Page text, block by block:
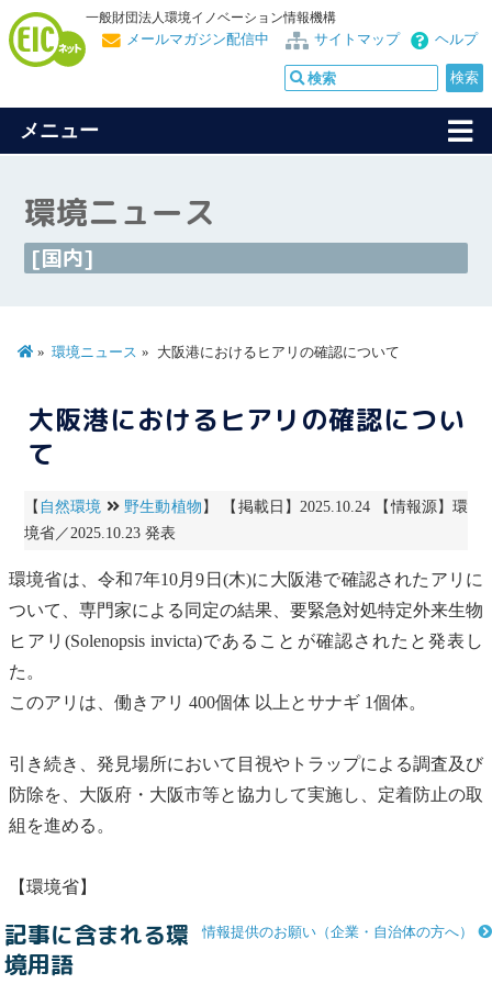
一般財団法人環境イノベーション情報機構
ヘルプ
サイトマップ
メールマガジン配信中
メニュー
環境ニュース
[国内]
環境ニュース 大阪港におけるヒアリの確認について
大阪港におけるヒアリの確認につい
て
【 自然環境 野生動植物 】 【掲載日】2025.10.24 【情報源】環
境省／2025.10.23 発表
環境省は、令和7年10月9日(木)に大阪港で確認されたアリに
ついて、専門家による 同定の結果、 要緊急対処特定外来生物
ヒアリ(Solenopsis invicta)であることが確認されたと発表し
た。
このアリは、働きアリ 400個体 以上とサナギ 1個体。
引き続き、発見場所において目視やトラップによる調査及び
防除を、大阪府・大阪市等と協力して実施し、定着防止の取
組を進める。
【環境省】
情報提供のお願い（企業・自治体の方へ）
記事に含まれる環
境用語